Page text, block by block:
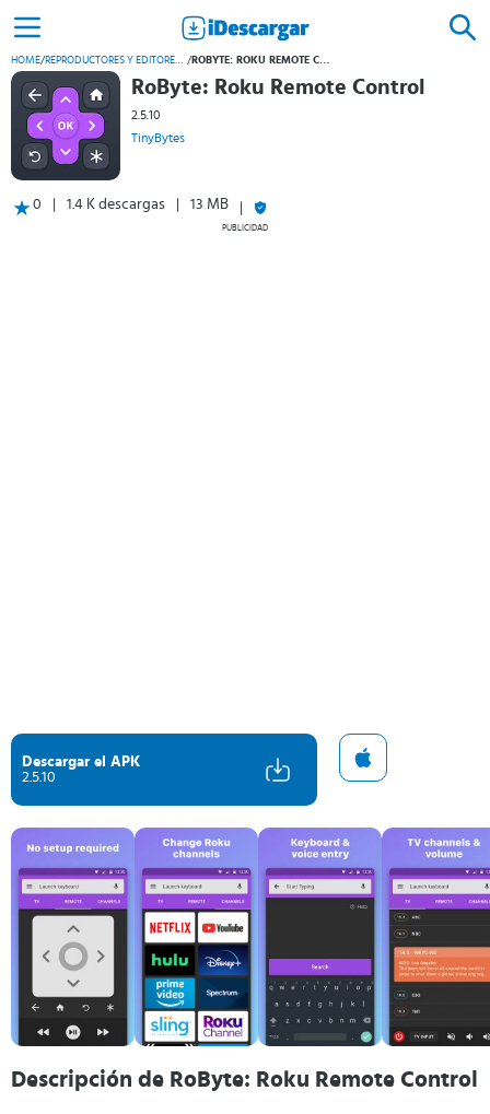
HOME/ REPRODUCTORES Y EDITORES DE VÍDEO / ROBYTE: ROKU REMOTE CONTROL
RoByte: Roku Remote Control
2.5.10
TinyBytes
0 1.4 K descargas 13 MB
PUBLICIDAD
Descargar el APK
2.5.10
Descripción de RoByte: Roku Remote Control